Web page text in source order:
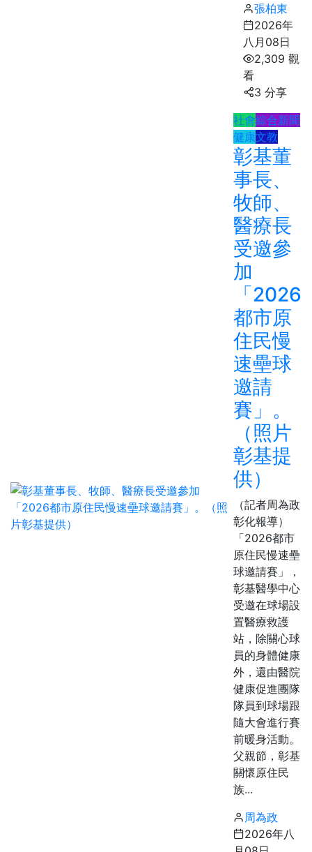
張柏東
2026年
八月08日
2,309 觀
看
3 分享
社會綜合新聞
健康文教
彰基董
事長、
牧師、
醫療長
受邀參
加
「2026
都市原
住民慢
速壘球
邀請
賽」。
（照片
彰基提
供）
（記者周為政
彰化報導）
「2026都市
原住民慢速壘
球邀請賽」，
彰基醫學中心
受邀在球場設
置醫療救護
站，除關心球
員的身體健康
外，還由醫院
健康促進團隊
隊員到球場跟
隨大會進行賽
前暖身活動。
父親節，彰基
關懷原住民
族...
周為政
2026年八